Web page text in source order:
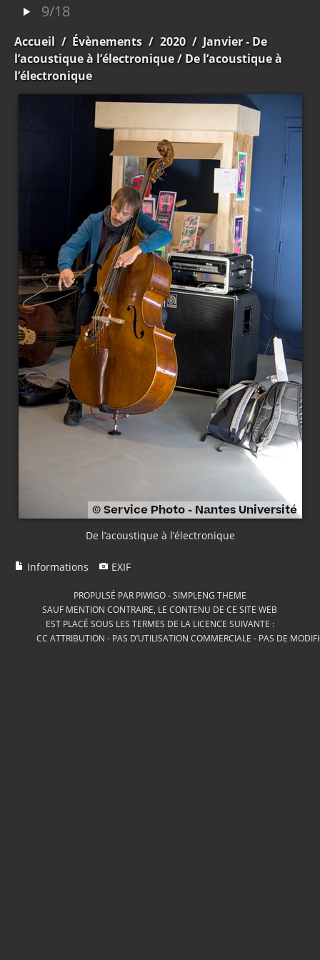
9/18
Accueil / Évènements / 2020 / Janvier - De
l’acoustique à l’électronique/ De l’acoustique à
l’électronique
De l’acoustique à l’électronique
Informations EXIF
PROPULSÉ PAR PIWIGO-SIMPLENG THEME
SAUF MENTION CONTRAIRE, LE CONTENU DE CE SITE WEB
EST PLACÉ SOUS LES TERMES DE LA LICENCE SUIVANTE :
CC ATTRIBUTION - PAS D’UTILISATION COMMERCIALE - PAS DE